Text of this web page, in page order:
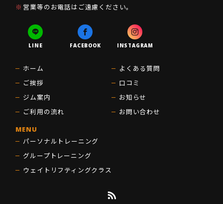
営業等のお電話はご遠慮ください。
LINE FACEBOOK INSTAGRAM
ホーム
ご挨拶
ジム案内
ご利用の流れ
よくある質問
口コミ
お知らせ
お問い合わせ
MENU
パーソナルトレーニング
グループトレーニング
ウェイトリフティングクラス